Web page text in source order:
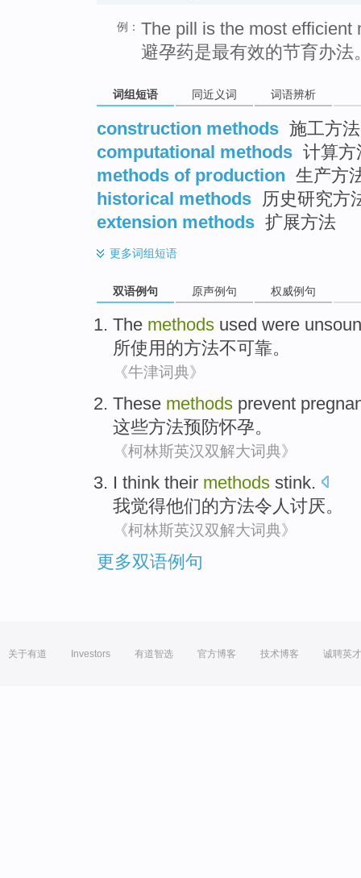
例： The pill is the most efficient
避孕药是最有效的节育办法
词组短语 同近义词 词语辨析
construction methods 施工方法
computational methods 计算方
methods of production 生产方
historical methods
历史研究方
extension methods 扩展方法
更多词组短语
双语例句 原声例句 权威例句
The methods used were
所使用 的方法不可靠。
《牛津词典》
These methods prevent
这些方法预防怀孕。
《柯林斯英汉双解大词典》
I think their methods stink.
我觉得他们的方法令人讨厌。
《柯林斯英汉双解大词典》
更多双语例句
关于有道 Investors 有道智选 官方博客 技术博客 诚聘英才